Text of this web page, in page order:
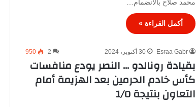
محمد صلاح بالانضمام…
أكمل القراءة »
Esraa Gabr 30 أكتوبر، 2024 2
950
بقيادة رونالدو … النصر يودع منافسات
كأس خادم الحرمين بعد الهزيمة أمام
التعاون بنتيجة 1/0